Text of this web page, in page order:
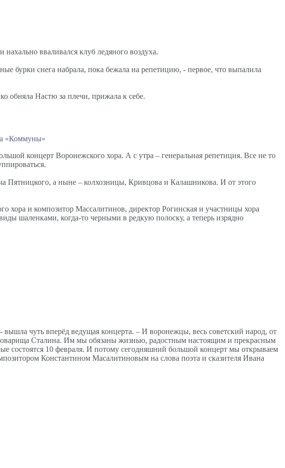
вваливался клуб ледяного воздуха.
бурки снега набрала, пока бежала на репетицию, - первое, что выпалила
обняла Настю за плечи, прижала к себе.
«Коммуны»
концерт Воронежского хора. А с утра – генеральная репетиция. Все не то
Пятницкого, а ныне – колхозницы, Кривцова и Калашникова. И от этого
и композитор Массалитинов, директор Рогинская и участницы хора
шаленками, когда-то черными в редкую полоску, а теперь изрядно
чуть вперёд ведущая концерта. – И воронежцы, весь советский народ, от
Сталина. Им мы обязаны жизнью, радостным настоящим и прекрасным
10 февраля. И потому сегодняшний большой концерт мы открываем
Константином Масалитиновым на слова поэта и сказителя Ивана